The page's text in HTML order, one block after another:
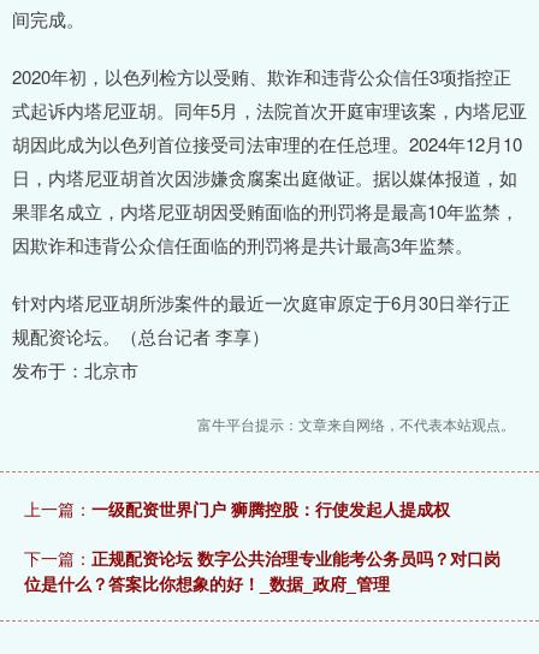
间完成。
2020年初，以色列检方以受贿、欺诈和违背公众信任3项指控正
式起诉内塔尼亚胡。同年5月，法院首次开庭审理该案，内塔尼亚
胡因此成为以色列首位接受司法审理的在任总理。2024年12月10
日，内塔尼亚胡首次因涉嫌贪腐案出庭做证。据以媒体报道，如
果罪名成立，内塔尼亚胡因受贿面临的刑罚将是最高10年监禁，
因欺诈和违背公众信任面临的刑罚将是共计最高3年监禁。
针对内塔尼亚胡所涉案件的最近一次庭审原定于6月30日举行正
规配资论坛。（总台记者 李享）
发布于：北京市
富牛平台提示：文章来自网络，不代表本站观点。
上一篇： 一级配资世界门户 狮腾控股：行使发起人提成权
下一篇： 正规配资论坛 数字公共治理专业能考公务员吗？对口岗
位是什么？答案比你想象的好！_数据_政府_管理